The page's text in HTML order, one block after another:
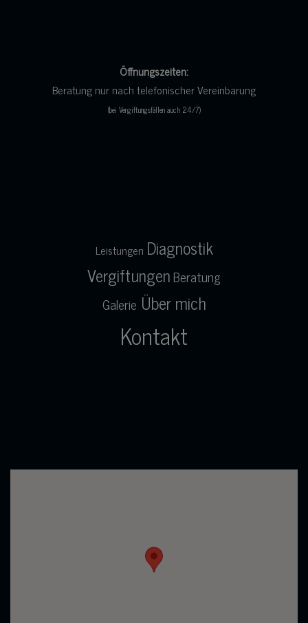
Öffnungszeiten:
Beratung nur nach telefonischer Vereinbarung
(bei Vergiftungsfällen auch 24/7)
Leistungen Diagnostik
VergiftungenBeratung
Galerie Über mich
Kontakt